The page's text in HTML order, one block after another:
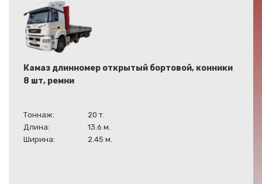
Камаз длинномер открытый бортовой, конники
8 шт, ремни
Тоннаж:
20 т.
Длина:
13.6 м.
Ширина:
2.45 м.